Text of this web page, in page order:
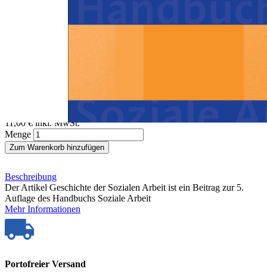
Geschichte der Sozialen Arbeit
11,00 € inkl. MwSt.
Menge
Zum Warenkorb hinzufügen
Beschreibung
Der Artikel Geschichte der Sozialen Arbeit ist ein Beitrag zur 5.
Auflage des Handbuchs Soziale Arbeit
Mehr Informationen
Portofreier Versand